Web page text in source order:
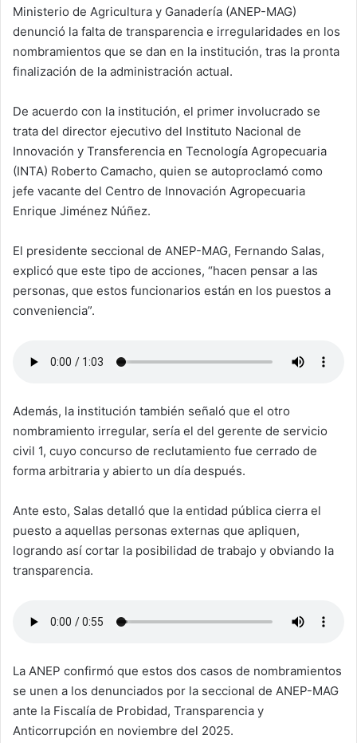
Ministerio de Agricultura y Ganadería (ANEP-MAG)
denunció la falta de transparencia e irregularidades en los
nombramientos que se dan en la institución, tras la pronta
finalización de la administración actual.
De acuerdo con la institución, el primer involucrado se
trata del director ejecutivo del Instituto Nacional de
Innovación y Transferencia en Tecnología Agropecuaria
(INTA) Roberto Camacho, quien se autoproclamó como
jefe vacante del Centro de Innovación Agropecuaria
Enrique Jiménez Núñez.
El presidente seccional de ANEP-MAG, Fernando Salas,
explicó que este tipo de acciones, “hacen pensar a las
personas, que estos funcionarios están en los puestos a
conveniencia”.
Además, la institución también señaló que el otro
nombramiento irregular, sería el del gerente de servicio
civil 1, cuyo concurso de reclutamiento fue cerrado de
forma arbitraria y abierto un día después.
Ante esto, Salas detalló que la entidad pública cierra el
puesto a aquellas personas externas que apliquen,
logrando así cortar la posibilidad de trabajo y obviando la
transparencia.
La ANEP confirmó que estos dos casos de nombramientos
se unen a los denunciados por la seccional de ANEP-MAG
ante la Fiscalía de Probidad, Transparencia y
Anticorrupción en noviembre del 2025.